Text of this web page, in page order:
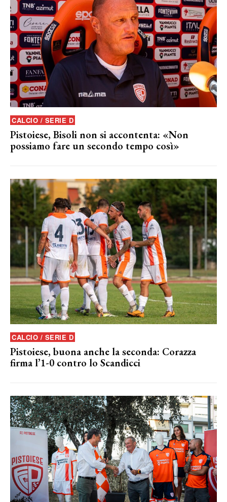
CALCIO / SERIE D
Pistoiese, Bisoli non si accontenta: «Non
possiamo fare un secondo tempo così»
CALCIO / SERIE D
Pistoiese, buona anche la seconda: Corazza
firma l’1-0 contro lo Scandicci